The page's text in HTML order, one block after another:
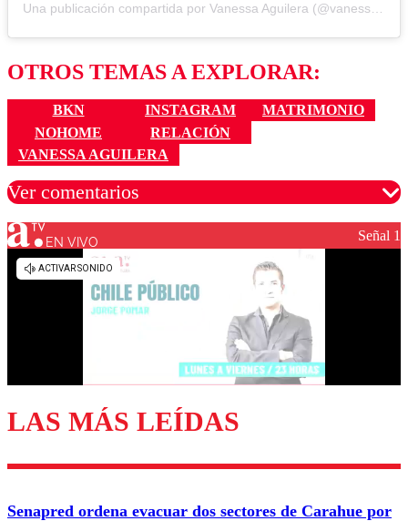
OTROS TEMAS A EXPLORAR:
BKN INSTAGRAM
MATRIMONIO
NOHOME
RELACIÓN
VANESSA AGUILERA
Ver comentarios
Los comentarios son moderados para garantizar un
diálogo respetuoso.
Enviar comentario
EN VIVO Señal 1
LAS MÁS LEÍDAS
Senapred ordena evacuar dos sectores de Carahue por